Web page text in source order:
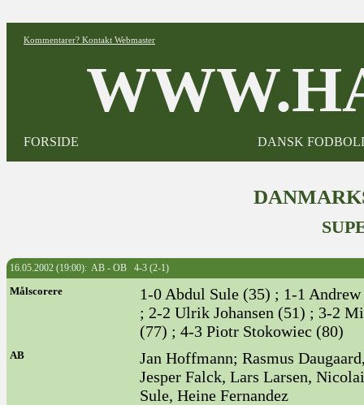
Kommentarer? Kontakt Webmaster
FORSIDE DANSK
16.05.2002 (19:00): AB - OB 4-3 (2-1)
Målscorere
1-0 Abdul Sule (35) ; 1-1
; 2-2 Ulrik Johansen (51) ; 3-2
(77) ; 4-3 Piotr Stokowiec (80)
AB
Jan Hoffmann; Rasmus
Jesper Falck, Lars Larsen,
Sule, Heine Fernandez